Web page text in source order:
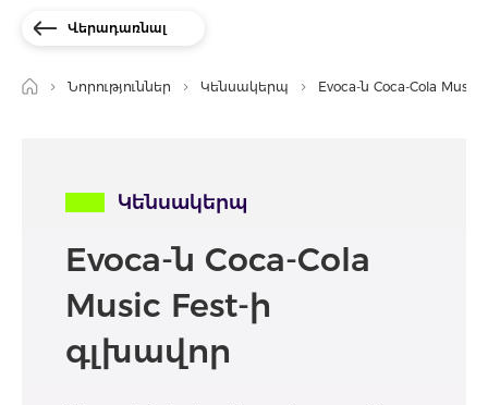
Վերադառնալ
Նորություններ Կենսակերպ Evoca-ն Coca-Cola
Կենսակերպ
Evoca-ն Coca-Cola
Music Fest-ի
գլխավոր